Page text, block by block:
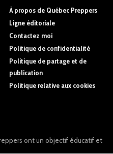
À propos de Québec Preppers
Ligne éditoriale
Contactez moi
Politique de confidentialité
Politique de partage et de
publication
Politique relative aux cookies
ont un objectif éducatif et